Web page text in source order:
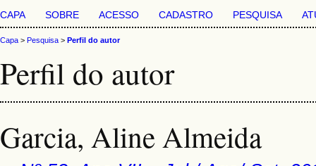
CAPA SOBRE ACESSO CADASTRO PESQUISA
Capa > Pesquisa > Perfil do autor
Perfil do autor
Garcia, Aline Almeida